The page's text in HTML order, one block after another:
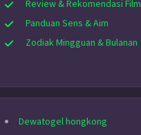
Review & Rekomendasi Film
Panduan Sens & Aim
Zodiak Mingguan & Bulanan
Dewatogel hongkong